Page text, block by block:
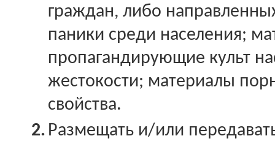
граждан, либо
паники среди населения;
пропагандирующие культ
жестокости; материалы
свойства.
2. Размещать и/или